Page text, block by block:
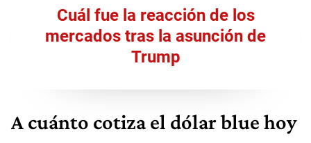
Cuál fue la reacción de los
mercados tras la asunción de
Trump
A cuánto cotiza el dólar blue hoy